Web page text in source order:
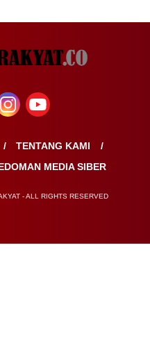
TENTANG KAMI
MEDIA SIBER
- ALL RIGHTS RESERVED